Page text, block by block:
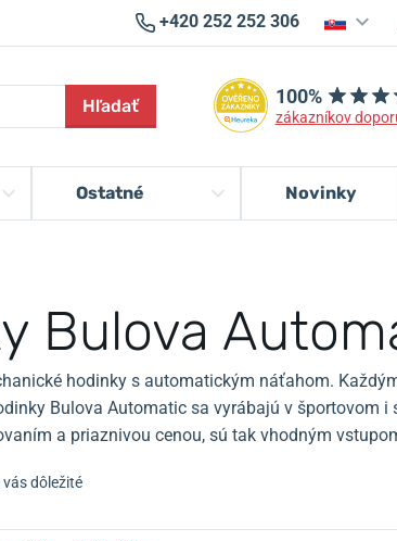
+420 252 252 306
Hľadať 100%
zákazníkov
Ostatné Novinky
Bulova
hodinky s automatickým náťahom.
Bulova Automatic sa vyrábajú v športovom
a priaznivou cenou, sú tak vhodným
dôležité